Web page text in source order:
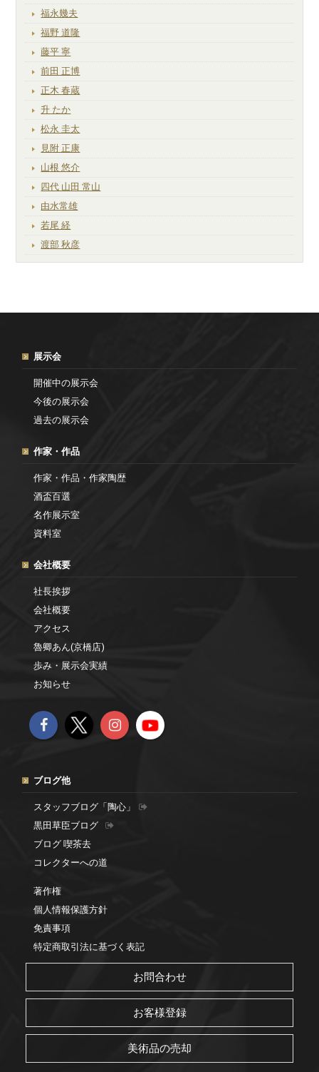
福永幾夫
福野 道隆
藤平 寧
前田 正博
正木 春蔵
升 たか
松永 圭太
見附 正康
山根 悠介
四代 山田 常山
由水常雄
若尾 経
渡部 秋彦
展示会
開催中の展示会
今後の展示会
過去の展示会
作家・作品
作家・作品・作家陶歴
酒盃百選
名作展示室
資料室
会社概要
社長挨拶
会社概要
アクセス
魯卿あん(京橋店)
歩み・展示会実績
お知らせ
ブログ他
スタッフブログ「陶心」
黒田草臣ブログ
ブログ 喫茶去
コレクターへの道
著作権
個人情報保護方針
免責事項
特定商取引法に基づく表記
お問合わせ
お客様登録
美術品の売却